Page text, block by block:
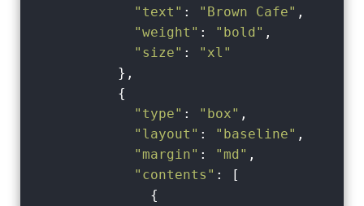
"text" : "Brown Cafe" ,
"weight" : "bold" ,
"size" :
"xl"
          },
          {
"type" : "box" ,
"layout" : "baseline" ,
"margin" : "md" ,
"contents" : [
              {